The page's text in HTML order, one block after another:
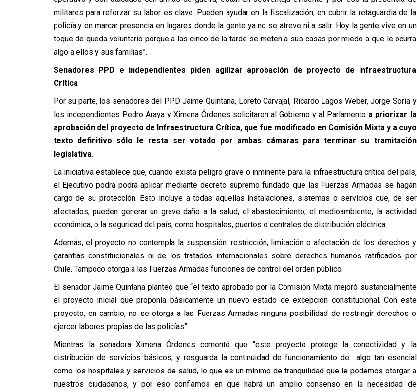
militares para reforzar su labor es clave. Pueden ayudar en la fiscalización, en cubrir la retaguardia de la
policía y en marcar presencia en lugares donde la gente ya no se atreve ni a salir. Hoy la gente vive en un
toque de queda voluntario porque a las cinco de la tarde se meten a sus casas por miedo a que le ocurra
algo a ellos y sus familias”.
Senadores PPD e independientes piden agilizar aprobación de proyecto de Infraestructura
Crítica
Por su parte, los senadores del PPD Jaime Quintana, Loreto Carvajal, Ricardo Lagos Weber, Jorge Soria y
los independientes Pedro Araya y Ximena Órdenes solicitaron al Gobierno y al Parlamento a priorizar la
aprobación del proyecto de Infraestructura Crítica, que fue modificado en Comisión Mixta y a cuyo
texto definitivo sólo le resta ser votado por ambas cámaras para terminar su tramitación
legislativa.
La iniciativa establece que, cuando exista peligro grave o inminente para la infraestructura crítica del país,
el Ejecutivo podrá podrá aplicar mediante decreto supremo fundado que las Fuerzas Armadas se hagan
cargo de su protección. Esto incluye a todas aquellas instalaciones, sistemas o servicios que, de ser
afectados, pueden generar un grave daño a la salud, el abastecimiento, el medioambiente, la actividad
económica, o la seguridad del país, como hospitales, puertos o centrales de distribución eléctrica.
Además, el proyecto no contempla la suspensión, restricción, limitación o afectación de los derechos y
garantías constitucionales ni de los tratados internacionales sobre derechos humanos ratificados por
Chile. Tampoco otorga a las Fuerzas Armadas funciones de control del orden público.
El senador Jaime Quintana planteó que “el texto aprobado por la Comisión Mixta mejoró sustancialmente
el proyecto inicial que proponía básicamente un nuevo estado de excepción constitucional. Con este
proyecto, en cambio, no se otorga a las Fuerzas Armadas ninguna posibilidad de restringir derechos o
ejercer labores propias de las policías”.
Mientras la senadora Ximena Órdenes comentó que “este proyecto protege la conectividad y la
distribución de servicios básicos, y resguarda la continuidad de funcionamiento de algo tan esencial
como los hospitales y servicios de salud, lo que es un mínimo de tranquilidad que le podemos otorgar a
nuestros ciudadanos, y por eso confiamos en que habrá un amplio consenso en la necesidad de